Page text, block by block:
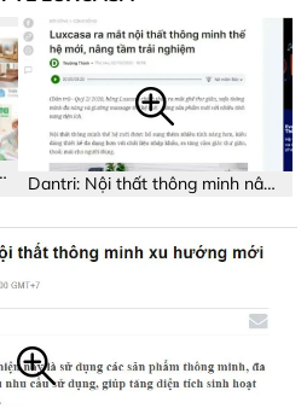
Dantri: Nội thất thông minh nâng